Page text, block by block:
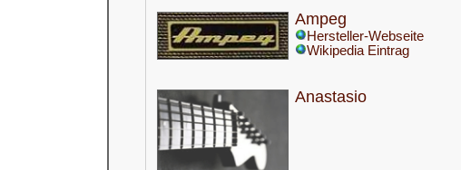
Ampeg
Hersteller-Webseite
Wikipedia Eintrag
Anastasio